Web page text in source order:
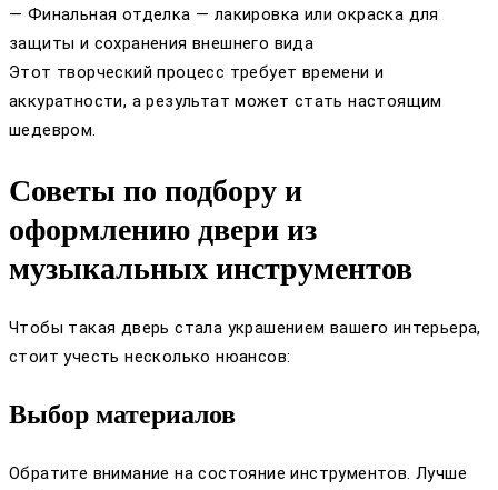
— Финальная отделка — лакировка или окраска для
защиты и сохранения внешнего вида
Этот творческий процесс требует времени и
аккуратности, а результат может стать настоящим
шедевром.
Советы по подбору и
оформлению двери из
музыкальных инструментов
Чтобы такая дверь стала украшением вашего интерьера,
стоит учесть несколько нюансов:
Выбор материалов
Обратите внимание на состояние инструментов. Лучше